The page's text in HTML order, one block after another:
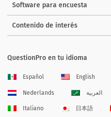
Software para encuesta
Contenido de interés
QuestionPro en tu idioma
Español English
Nederlands العربية
Italiano 日本語